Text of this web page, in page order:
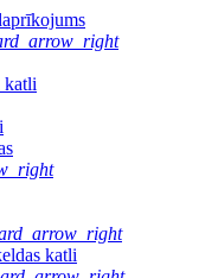
katli
katli